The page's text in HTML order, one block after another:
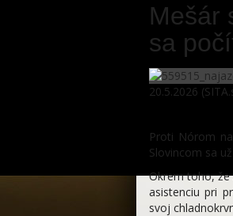
Mešár
sa
20.5.2026
Proti Nórom
Slovincom sa
Okrem toho, že
asistenciu pri
svoj